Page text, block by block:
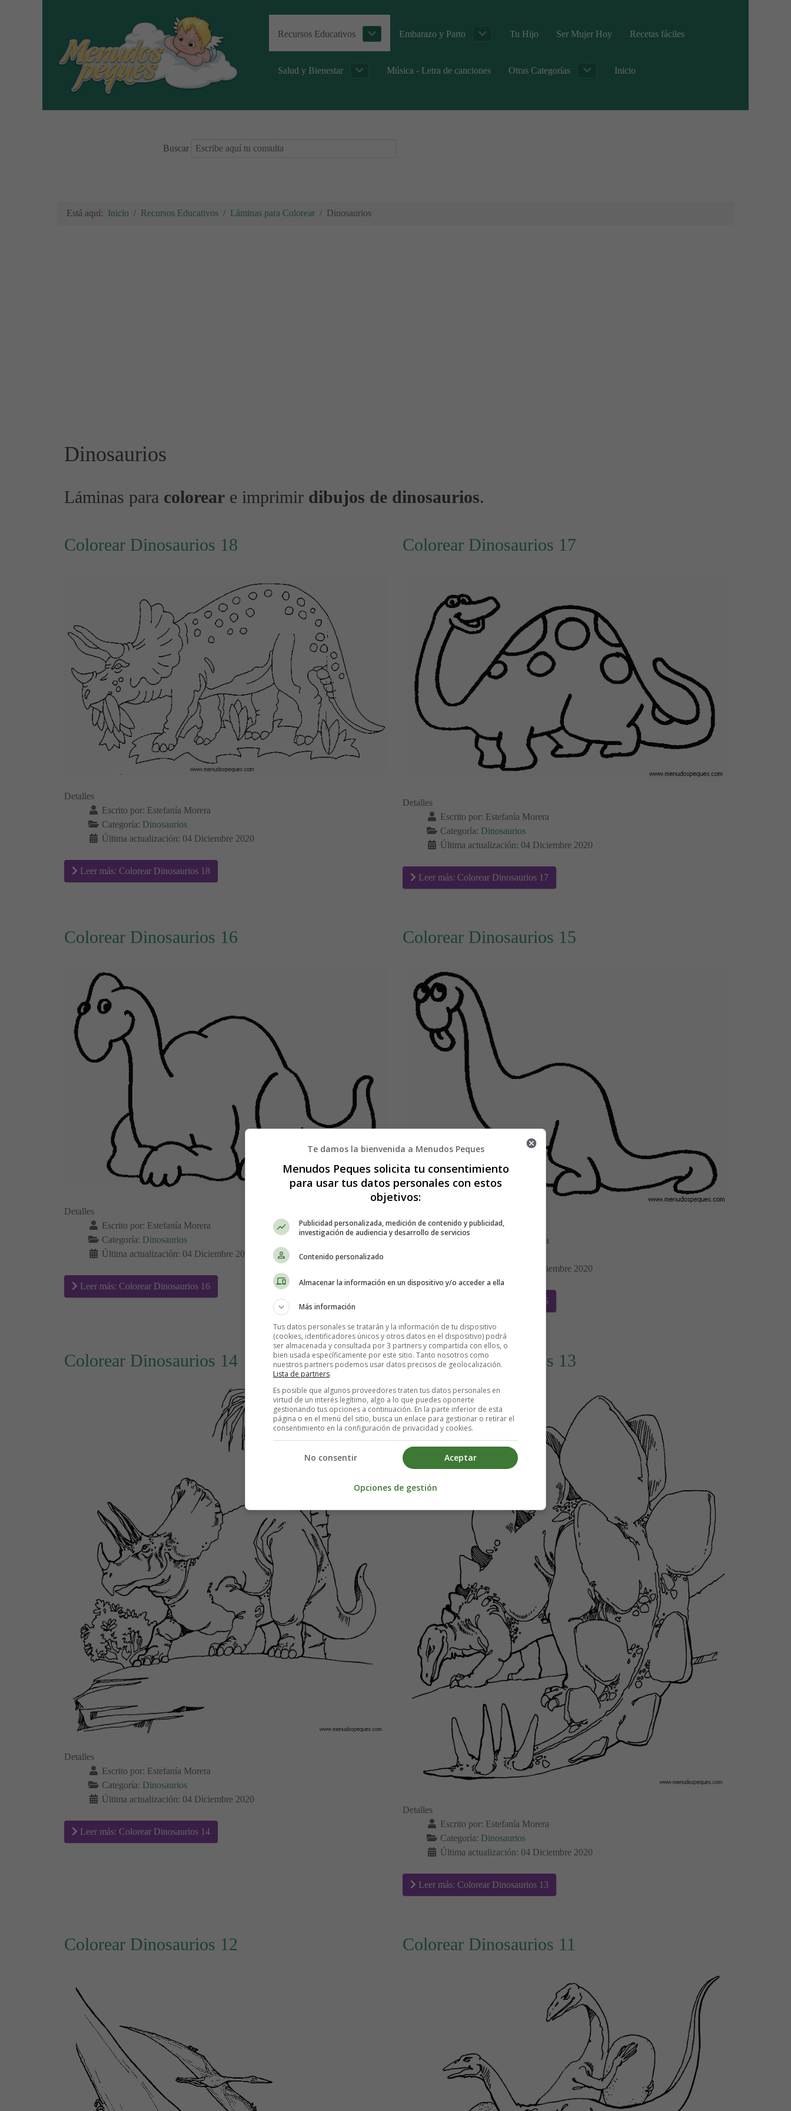
Recursos Educativos Embarazo y Parto Tu Hijo Ser Mujer Hoy Recetas fáciles
Salud y Bienestar Música - Letra de canciones Otras Categorías Inicio
Buscar
Está aquí: Inicio Recursos Educativos Láminas para Colorear Dinosaurios
Dinosaurios
Láminas para colorear e imprimir dibujos de dinosaurios.
Colorear Dinosaurios 18
Detalles
Escrito por: Estefanía Morera
Categoría: Dinosaurios
Última actualización: 04 Diciembre 2020
Leer más: Colorear Dinosaurios 18
Colorear Dinosaurios 17
Detalles
Escrito por: Estefanía Morera
Categoría: Dinosaurios
Última actualización: 04 Diciembre 2020
Leer más: Colorear Dinosaurios 17
Colorear Dinosaurios 16
Detalles
Escrito por: Estefanía Morera
Categoría: Dinosaurios
Última actualización: 04 Diciembre 2020
Leer más: Colorear Dinosaurios 16
Colorear Dinosaurios 15
Detalles
Estefanía Morera
Última actualización: 04 Diciembre 2020
Leer más: Colorear Dinosaurios 15
Colorear Dinosaurios 14
Detalles
Escrito por: Estefanía Morera
Categoría: Dinosaurios
Última actualización: 04 Diciembre 2020
Leer más: Colorear Dinosaurios 14
Colorear Dinosaurios 13
Detalles
Escrito por: Estefanía Morera
Categoría: Dinosaurios
Última actualización: 04 Diciembre 2020
Leer más: Colorear Dinosaurios 13
Colorear Dinosaurios 12 Colorear Dinosaurios 11
Te damos la bienvenida a Menudos Peques
Menudos Peques solicita tu consentimiento
para usar tus datos personales con estos
objetivos:
Publicidad personalizada, medición de contenido y publicidad,
investigación de audiencia y desarrollo de servicios
Contenido personalizado
Almacenar la información en un dispositivo y/o acceder a ella
Más información
Tus datos personales se tratarán y la información de tu dispositivo
(cookies, identificadores únicos y otros datos en el dispositivo) podrá
ser almacenada y consultada por 3 partners y compartida con ellos, o
bien usada específicamente por este sitio. Tanto nosotros como
nuestros partners podemos usar datos precisos de geolocalización.
Lista de partners.
Es posible que algunos proveedores traten tus datos personales en
virtud de un interés legítimo, algo a lo que puedes oponerte
gestionando tus opciones a continuación. En la parte inferior de esta
página o en el menú del sitio, busca un enlace para gestionar o retirar el
consentimiento en la configuración de privacidad y cookies.
Aceptar
No consentir
Opciones de gestión